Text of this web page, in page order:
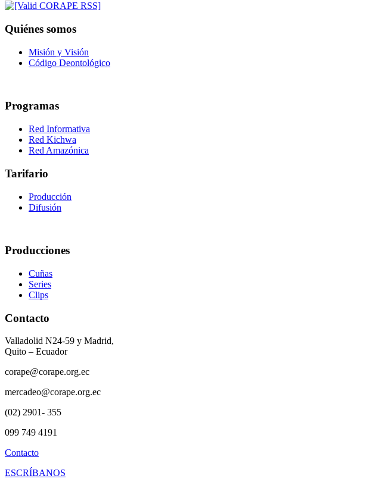
Quiénes somos
Misión y Visión
Código Deontológico
Programas
Red Informativa
Red Kichwa
Red Amazónica
Tarifario
Producción
Difusión
Producciones
Cuñas
Series
Clips
Contacto
Valladolid N24-59 y Madrid,
Quito – Ecuador
corape@corape.org.ec
mercadeo@corape.org.ec
(02) 2901- 355
099 749 4191
Contacto
ESCRÍBANOS